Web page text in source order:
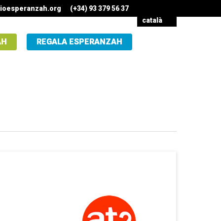
(+34) 93 379 56 37
REGALA ESPERANZAH
català